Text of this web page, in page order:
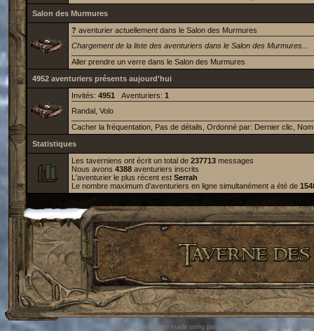
Salon des Murmures
? aventurier actuellement dans le Salon des Murmures
Chargement de la liste des aventuriers dans le Salon des Murmures...
Aller prendre un verre dans le Salon des Murmures
4952 aventuriers présents aujourd'hui
Invités: 4951 Aventuriers: 1
Randal , Volo
Cacher la fréquentation Pas de détails , Ordonné par: Dernier clic
Statistiques
Les taverniens ont écrit un total de 237713 messages
Nous avons 4388 aventuriers inscrits
L'aventurier le plus récent est Serrah
Le nombre maximum d’aventuriers en ligne simultanément a été de
This page has been made using parts of Bioware , Interplay and